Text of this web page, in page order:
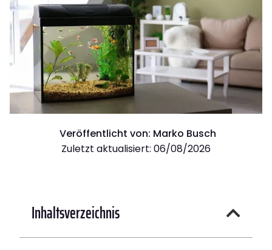
Veröffentlicht von: Marko Busch
Zuletzt aktualisiert: 06/08/2026
Inhaltsverzeichnis